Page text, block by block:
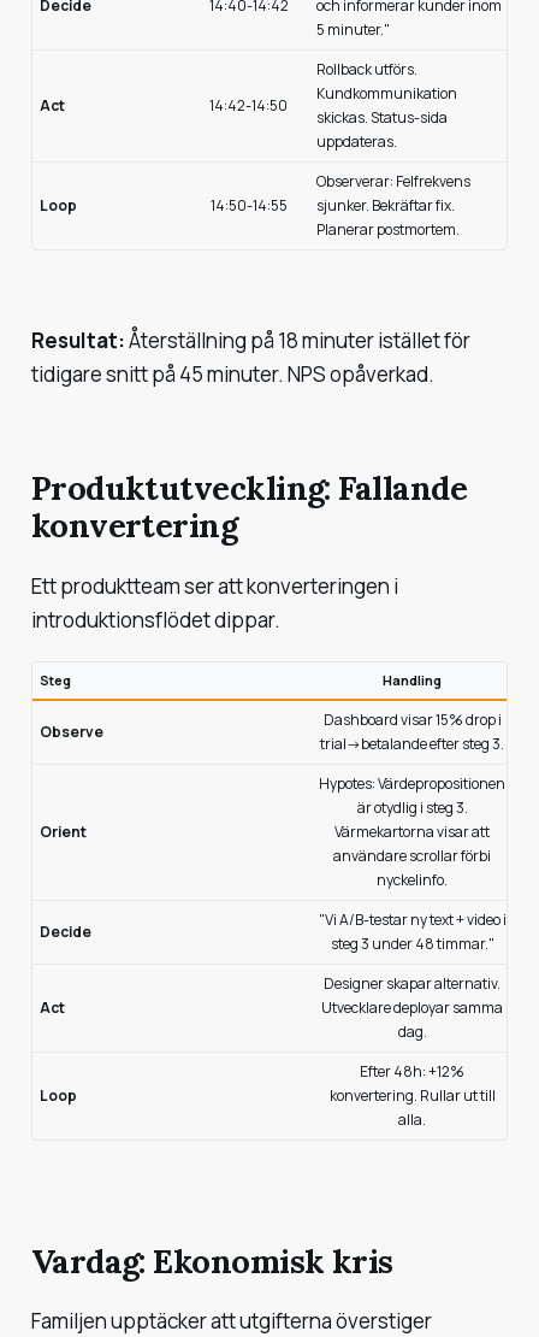
Decide 14:40-14:42
och informerar kunder inom
5 minuter."
Act 14:42-14:50
Rollback utförs.
Kundkommunikation
skickas. Status-sida
uppdateras.
Loop 14:50-14:55
Observerar: Felfrekvens
sjunker. Bekräftar fix.
Planerar postmortem.
Resultat:Återställning på 18 minuter istället för
tidigare snitt på 45 minuter. NPS opåverkad.
Produktutveckling: Fallande
konvertering
Ett produktteam ser att konverteringen i
introduktionsflödet dippar.
Steg Handling
Observe
Dashboard visar 15% drop i
trial→betalande efter steg 3.
Orient
Hypotes: Värdepropositionen
är otydlig i steg 3.
Värmekartorna visar att
användare scrollar förbi
nyckelinfo.
Decide
"Vi A/B-testar ny text + video i
steg 3 under 48 timmar."
Act
Designer skapar alternativ.
Utvecklare deployar samma
dag.
Loop
Efter 48h: +12%
konvertering. Rullar ut till
alla.
Vardag: Ekonomisk kris
Familjen upptäcker att utgifterna överstiger